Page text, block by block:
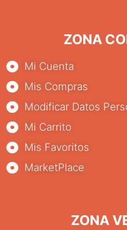
ZONA
Mi Cuenta
Mis Compras
Modificar Datos
Mi Carrito
Mis Favoritos
MarketPlace
ZONA